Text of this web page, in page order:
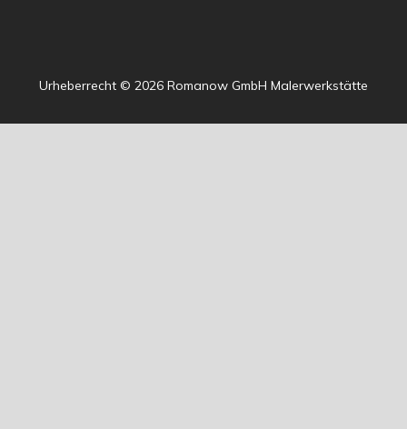
Urheberrecht © 2026 Romanow GmbH Malerwerkstätte